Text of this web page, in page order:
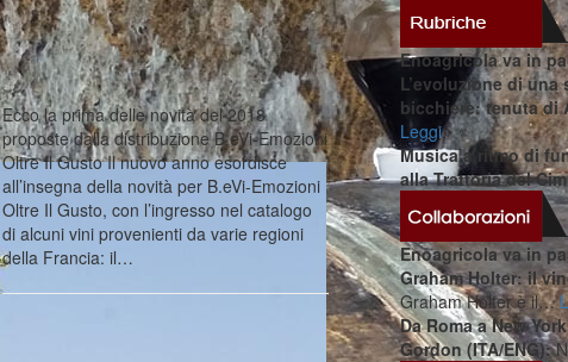
Ecco la prima delle novità del 2018
proposte dalla distribuzione B.eVi-Emozioni
Oltre Il Gusto Il nuovo anno esordisce
all’insegna della novità per B.eVi-Emozioni
Oltre Il Gusto, con l’ingresso nel catalogo
di alcuni vini provenienti da varie regioni
della Francia: il…
Enoagricola va in
L’evoluzione di
bicchiere: tenuta di
Leggi
Musica a ritmo di
alla Trattoria del
Enoagricola va in
Graham Holter: il
Graham Holter è il…
Da Roma a New
Gordon (ITA/ENG):